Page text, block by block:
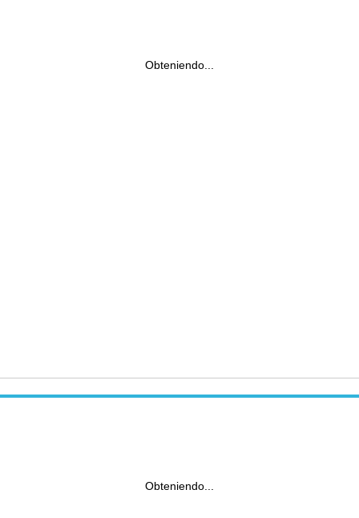
Obteniendo...
Obteniendo...